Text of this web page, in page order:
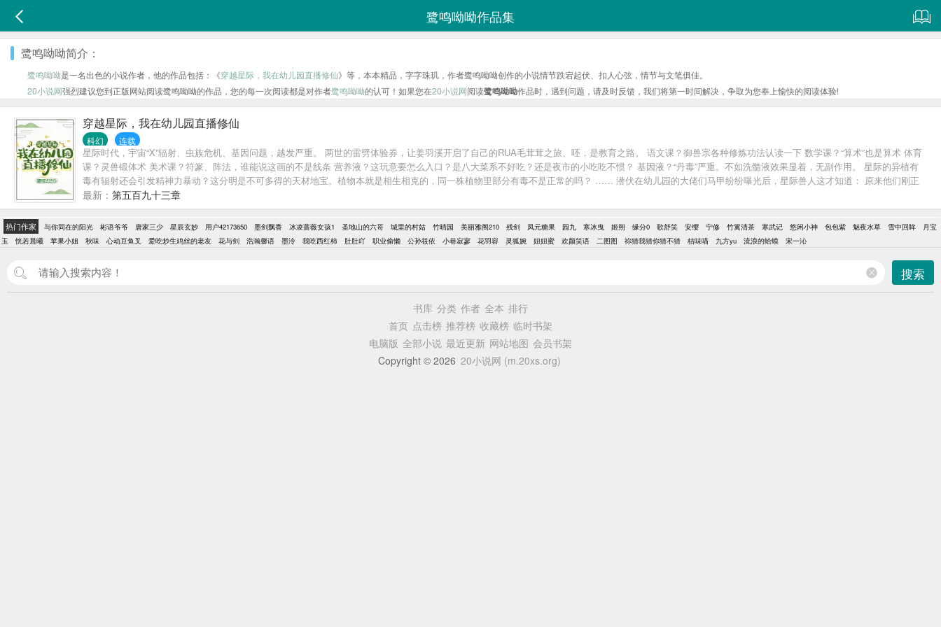
鹭鸣呦呦作品集
鹭鸣呦呦简介：
鹭鸣呦呦是一名出色的小说作者，他的作品包括：《穿越星际，我在幼儿园直播修仙》等，本本精品，字字珠玑，作者鹭鸣呦呦创作的小说情节跌宕起伏、扣人心弦，情节与文笔俱佳。
20小说网强烈建议您到正版网站阅读鹭鸣呦呦的作品，您的每一次阅读都是对作者鹭鸣呦呦的认可！如果您在20小说网阅读鹭鸣呦呦作品时，遇到问题，请及时反馈，我们将第一时间解决，争取为您奉上愉快的阅读体验!
穿越星际，我在幼儿园直播修仙
科幻 连载
星际时代，宇宙“X”辐射、虫族危机、基因问题，越发严重。 两世的雷劈体验券，让姜羽溪开启了自己的RUA毛茸茸之旅、呸，是教育之路。 语文课？御兽宗各种修炼功法认读一下 数学课？“算术”也是算术 体育
课？灵兽锻体术 美术课？符篆、阵法，谁能说这画的不是线条 营养液？这玩意要怎么入口？是八大菜系不好吃？还是夜市的小吃吃不惯？ 基因液？“丹毒”严重。不如洗髓液效果显着，无副作用。 星际的异植有
毒有辐射还会引发精神力暴动？这分明是不可多得的天材地宝。植物本就是相生相克的，同一株植物里部分有毒不是正常的吗？ …… 潜伏在幼儿园的大佬们马甲纷纷曝光后，星际兽人这才知道： 原来他们刚正
不阿、骁勇善战的皇太子殿下居然是个会对小雌性各种撒娇卖萌、争风吃醋的小黑茶精，还会用小本本记下仇人名单； 说好对幼崽和雌性不感兴趣的首富大佬，居然对着小雌性各种讨好，还主动帮忙照顾幼崽；
还有那个桀骜不驯、因理念不满便去当了星盗头子的前联邦战神，居然为了留在小雌性身边待在小小的幼儿园给幼崽上初级实战课，顺便兼职保安。 星际兽人们：多播点，土狗们爱看 狗族兽人：够了，首先我没
惹你们，其次我没惹你们，最后我没惹你们
最新： 第五百九十三章
热门作家 与你同在的阳光 彬语爷爷 唐家三少 星辰玄妙 用户42173650 墨剑飘香 冰凌蔷薇女孩1 圣地山的六哥 城里的村姑 竹晴园 美丽雅阁210 残剑 凤元糖果 园九 寒冰曳 姬朔 缘分0 歌舒笑 安缨 宁修 竹篱清茶 寒武记 悠闲小神 包包紫 魅夜水草 雪中回眸
月宝
玉
恍若晨曦 苹果小姐 秋味 心动豆鱼叉 爱吃炒生鸡丝的老友 花与剑 浩瀚馨语 墨泠 我吃西红柿 肚肚吖 职业偷懒 公孙筱依 小巷寂寥 花羽容 灵狐婉 妞妞蜜 欢颜笑语 二图图 祢猜我猜你猜不猜 桔味喵 九方yu 流浪的蛤蟆 宋一沁
搜索
书库 分类 作者 全本 排行
首页 点击榜 推荐榜 收藏榜 临时书架
电脑版 全部小说 最近更新 网站地图 会员书架
Copyright © 2026 20小说网 (m.20xs.org)